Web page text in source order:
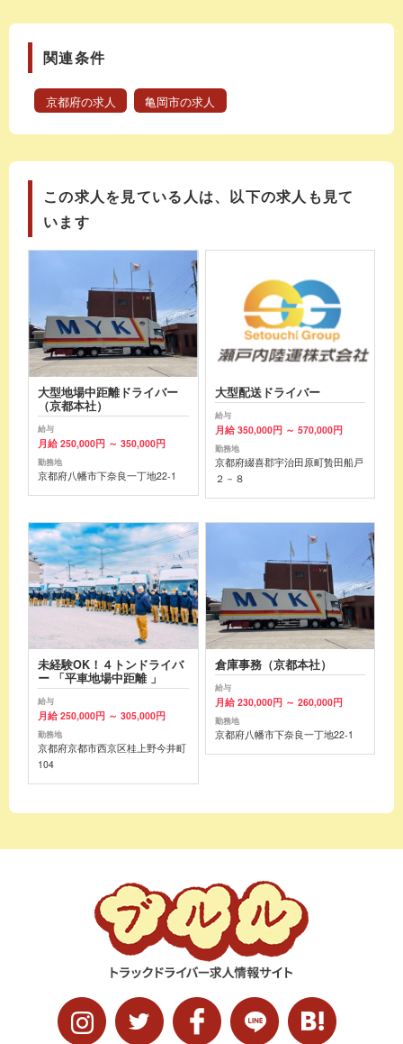
関連条件
京都府の求人 亀岡市の求人
この求人を見ている人は、以下の求人も見て
います
大型地場中距離ドライバー
（京都本社）
給与
月給 250,000円 ～ 350,000円
勤務地
京都府八幡市下奈良一丁地22-1
大型配送ドライバー
給与
月給 350,000円 ～ 570,000円
勤務地
京都府綴喜郡宇治田原町贄田船戸
２－８
未経験OK！４トンドライバ
ー 「平車地場中距離 」
給与
月給 250,000円 ～ 305,000円
勤務地
京都府京都市西京区桂上野今井町
104
倉庫事務（京都本社）
給与
月給 230,000円 ～ 260,000円
勤務地
京都府八幡市下奈良一丁地22-1